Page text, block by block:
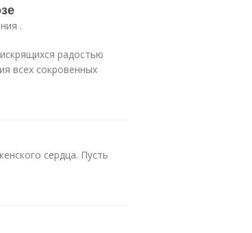
.
радостью
всех сокровенных
сердца. Пусть